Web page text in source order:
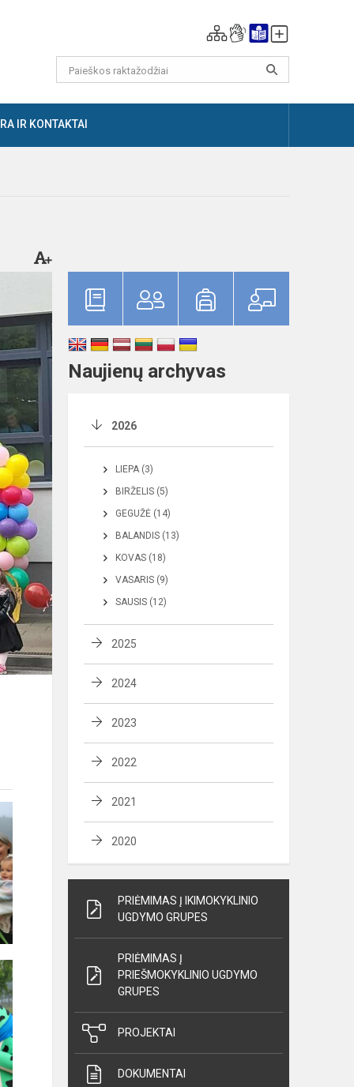
IR KONTAKTAI
Naujienų archyvas
2026
LIEPA (3)
BIRŽELIS (5)
GEGUŽĖ (14)
BALANDIS (13)
KOVAS (18)
VASARIS (9)
SAUSIS (12)
2025
2024
2023
2022
2021
2020
PRIĖMIMAS Į IKIMOKYKLINIO
UGDYMO GRUPES
PRIĖMIMAS Į
PRIEŠMOKYKLINIO UGDYMO
GRUPES
PROJEKTAI
DOKUMENTAI